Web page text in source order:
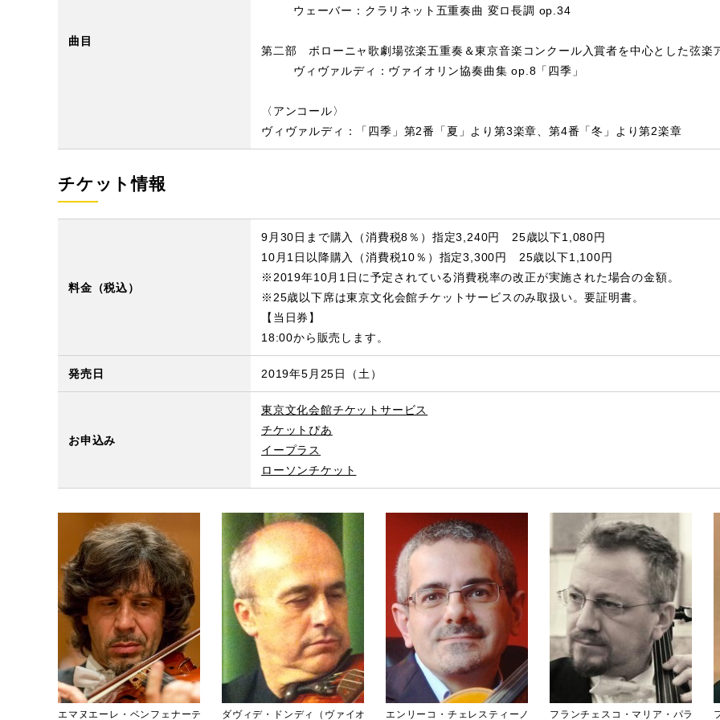
曲目
ウェーバー：クラリネット五重奏曲 変ロ長調 op.34
第二部 ボローニャ歌劇場弦楽五重奏＆東京音楽コンクール入賞者を中心とした弦楽
ヴィヴァルディ：ヴァイオリン協奏曲集 op.8「四季」
〈アンコール〉
ヴィヴァルディ：「四季」第2番「夏」より第3楽章、第4番「冬」より第2楽章
チケット情報
料金（税込）
9月30日まで購入（消費税8％）指定3,240円 25歳以下1,080円
10月1日以降購入（消費税10％）指定3,300円 25歳以下1,100円
※2019年10月1日に予定されている消費税率の改正が実施された場合の金額。
※25歳以下席は東京文化会館チケットサービスのみ取扱い。要証明書。
【当日券】
18:00から販売します。
発売日 2019年5月25日（土）
お申込み
東京文化会館チケットサービス
チケットぴあ
イープラス
ローソンチケット
エマヌエーレ・ベンフェナーテ ダヴィデ・ドンディ（ヴァイオ エンリーコ・チェレスティーノ フランチェスコ・マリア・パラ